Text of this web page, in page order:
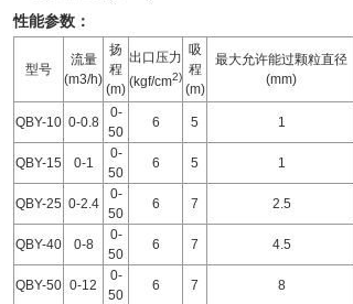
性能参数：
型号
流量
(m3/h)
扬
程
(m)
出口压力
(kgf/cm2)
吸
程
(m)
最大允许能过颗粒直径
(mm)
QBY-10 0-0.8
0-
50
6 5 1
QBY-15 0-1
0-
50
6 5 1
QBY-25 0-2.4
0-
50
6 7 2.5
QBY-40 0-8
0-
50
6 7 4.5
QBY-50 0-12
0-
50
6 7 8